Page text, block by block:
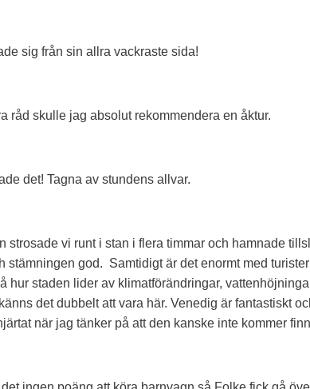
sig från sin allra vackraste sida!
råd skulle jag absolut rekommendera en åktur.
det! Tagna av stundens allvar.
strosade vi runt i stan i flera timmar och hamnade
stämningen god. Samtidigt är det enormt med turister
hur staden lider av klimatförändringar,
det dubbelt att vara här. Venedig är fantastiskt
när jag tänker på att den kanske inte kommer